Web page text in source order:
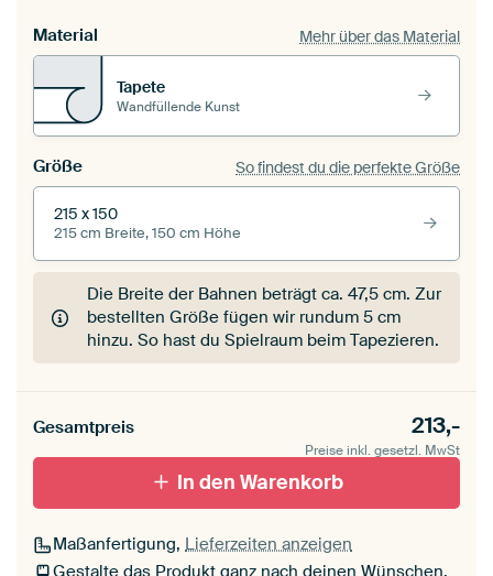
Material Mehr über das Material
Tapete
Wandfüllende Kunst
Größe So findest du die perfekte Größe
215 x 150
215 cm Breite, 150 cm Höhe
Die Breite der Bahnen beträgt ca.47,5 cm. Zur
bestellten Größe fügen wir rundum 5 cm
hinzu. So hast du Spielraum beim Tapezieren.
Gesamtpreis 213,-
Preise inkl. gesetzl. MwSt
In den Warenkorb
Maßanfertigung, Lieferzeiten anzeigen